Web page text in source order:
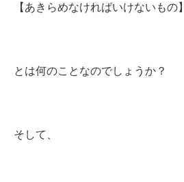
【あきらめなければいけないもの】
とは何のことなのでしょうか？
そして、